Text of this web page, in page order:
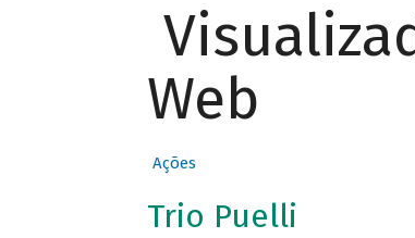
Web
Ações
Trio Puelli